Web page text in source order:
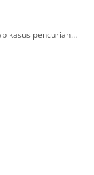
kasus pencurian…